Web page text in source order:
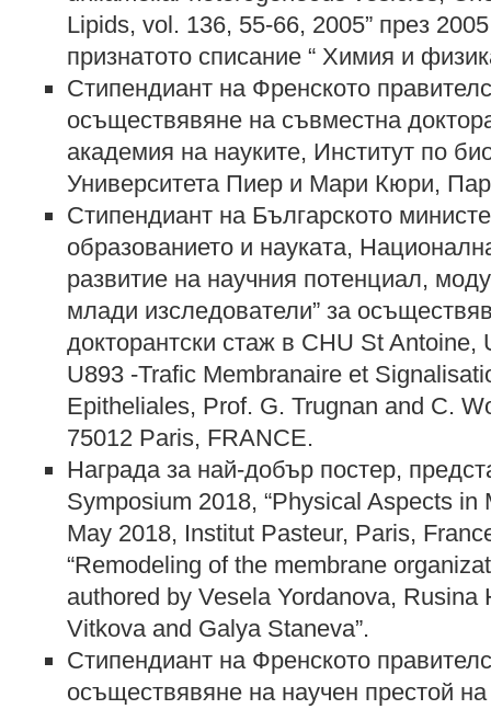
Lipids, vol. 136, 55-66, 2005” през
признатото списание “ Химия и
Стипендиант на Френското
осъществявяне на съвместна
академия на науките, Институт по
Университета Пиер и Мари Кюри,
Стипендиант на Българското
образованието и науката,
развитие на научния потенциал,
млади изследователи” за
докторантски стаж в CHU St
U893 -Trafic Membranaire et
Epitheliales, Prof. G. Trugnan and C.
75012 Paris, FRANCE.
Награда за най-добър постер,
Symposium 2018, “Physical Aspects in
May 2018, Institut Pasteur, Paris,
“Remodeling of the membrane
authored by Vesela Yordanova, Rusina
Vitkova and Galya Staneva”.
Стипендиант на Френското
осъществявяне на научен престой